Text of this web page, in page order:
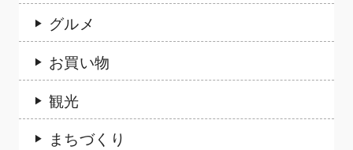
グルメ
お買い物
観光
まちづくり